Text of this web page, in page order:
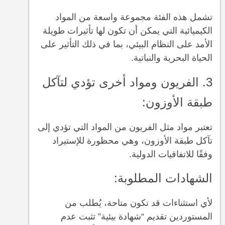
تشمل هذه الفئة مجموعة واسعة من المواد
الكيميائية التي يمكن أن تكون لها تأثيرات طويلة
الأمد على النظام البيئي، بما في ذلك التأثير على
الحياة البحرية والنباتية.
3. الفريون ومواد أخرى تؤدي لتآكل
طبقة الأوزون:
تعتبر مواد مثل الفريون من المواد التي تؤدي إلى
تآكل طبقة الأوزون، وهي محظورة للإستيراد
وفقًا للاتفاقيات الدولية.
الشهادات المطلوبة:
لأي استثناءات قد تكون متاحة، يُطلب من
المستوردين تقديم “شهادة بيئية” تثبت عدم